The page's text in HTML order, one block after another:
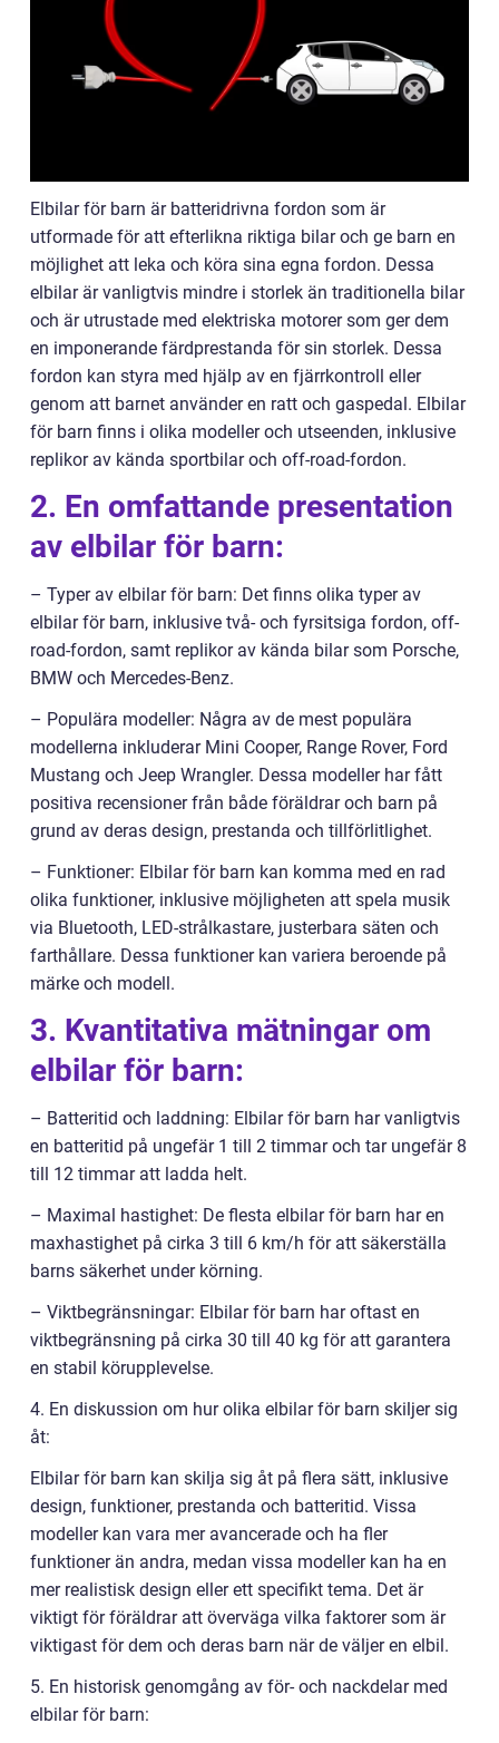
Elbilar för barn är batteridrivna fordon som är
utformade för att efterlikna riktiga bilar och ge barn en
möjlighet att leka och köra sina egna fordon. Dessa
elbilar är vanligtvis mindre i storlek än traditionella bilar
och är utrustade med elektriska motorer som ger dem
en imponerande färdprestanda för sin storlek. Dessa
fordon kan styra med hjälp av en fjärrkontroll eller
genom att barnet använder en ratt och gaspedal. Elbilar
för barn finns i olika modeller och utseenden, inklusive
replikor av kända sportbilar och off-road-fordon.
2. En omfattande presentation
av elbilar för barn:
– Typer av elbilar för barn: Det finns olika typer av
elbilar för barn, inklusive två- och fyrsitsiga fordon, off-
road-fordon, samt replikor av kända bilar som Porsche,
BMW och Mercedes-Benz.
– Populära modeller: Några av de mest populära
modellerna inkluderar Mini Cooper, Range Rover, Ford
Mustang och Jeep Wrangler. Dessa modeller har fått
positiva recensioner från både föräldrar och barn på
grund av deras design, prestanda och tillförlitlighet.
– Funktioner: Elbilar för barn kan komma med en rad
olika funktioner, inklusive möjligheten att spela musik
via Bluetooth, LED-strålkastare, justerbara säten och
farthållare. Dessa funktioner kan variera beroende på
märke och modell.
3. Kvantitativa mätningar om
elbilar för barn:
– Batteritid och laddning: Elbilar för barn har vanligtvis
en batteritid på ungefär 1 till 2 timmar och tar ungefär 8
till 12 timmar att ladda helt.
– Maximal hastighet: De flesta elbilar för barn har en
maxhastighet på cirka 3 till 6 km/h för att säkerställa
barns säkerhet under körning.
– Viktbegränsningar: Elbilar för barn har oftast en
viktbegränsning på cirka 30 till 40 kg för att garantera
en stabil körupplevelse.
4. En diskussion om hur olika elbilar för barn skiljer sig
åt:
Elbilar för barn kan skilja sig åt på flera sätt, inklusive
design, funktioner, prestanda och batteritid. Vissa
modeller kan vara mer avancerade och ha fler
funktioner än andra, medan vissa modeller kan ha en
mer realistisk design eller ett specifikt tema. Det är
viktigt för föräldrar att överväga vilka faktorer som är
viktigast för dem och deras barn när de väljer en elbil.
5. En historisk genomgång av för- och nackdelar med
elbilar för barn: